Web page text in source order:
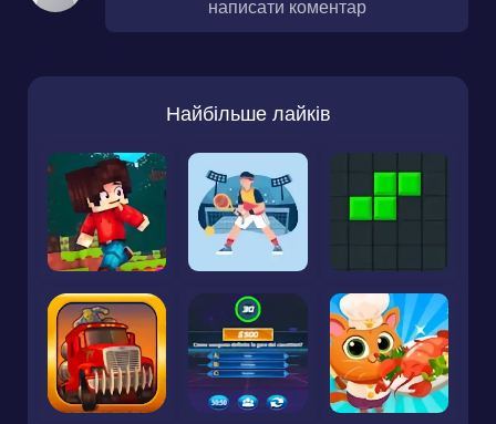
написати коментар
Найбільше лайків